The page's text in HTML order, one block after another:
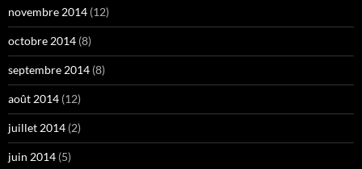
novembre 2014 (12)
octobre 2014 (8)
septembre 2014 (8)
août 2014 (12)
juillet 2014 (2)
juin 2014 (5)